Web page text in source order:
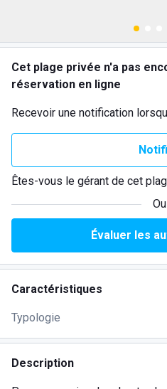
Cet plage privée n'a pas
réservation en ligne
Recevoir une notification
Êtes-vous le gérant de cet
Ou
Évaluer les
Caractéristiques
Typologie
Description